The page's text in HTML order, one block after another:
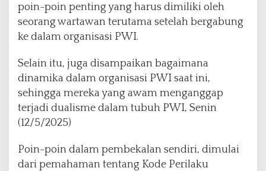
n
K
o
e
r
i
u
W
poin-poin penting yang harus dimiliki oleh
seorang wartawan terutama setelah bergabung
ke dalam organisasi PWI.
Selain itu, juga disampaikan bagaimana
dinamika dalam organisasi PWI saat ini,
sehingga mereka yang awam menganggap
terjadi dualisme dalam tubuh PWI, Senin
(12/5/2025)
Poin-poin dalam pembekalan sendiri, dimulai
dari pemahaman tentang Kode Perilaku